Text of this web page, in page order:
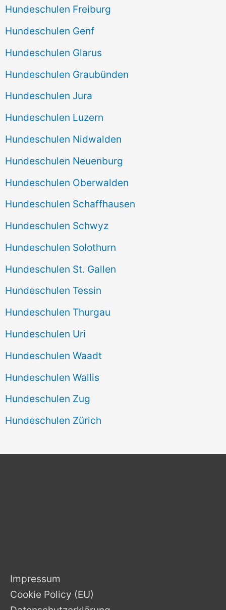
Hundeschulen Freiburg
Hundeschulen Genf
Hundeschulen Glarus
Hundeschulen Graubünden
Hundeschulen Jura
Hundeschulen Luzern
Hundeschulen Nidwalden
Hundeschulen Neuenburg
Hundeschulen Oberwalden
Hundeschulen Schaffhausen
Hundeschulen Schwyz
Hundeschulen Solothurn
Hundeschulen St. Gallen
Hundeschulen Tessin
Hundeschulen Thurgau
Hundeschulen Uri
Hundeschulen Waadt
Hundeschulen Wallis
Hundeschulen Zug
Hundeschulen Zürich
Impressum
Cookie Policy (EU)